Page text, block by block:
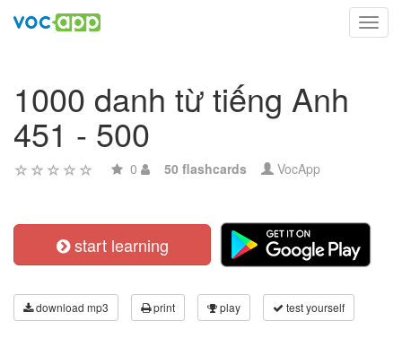
1000 danh từ tiếng Anh
451 - 500
0 50 flashcards VocApp
start learning
download mp3 print play test yourself